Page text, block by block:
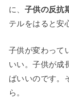
に、 子供の反抗
テルをはると安
子供が変わって
いい。子供が成
ばいいのです。
ら。